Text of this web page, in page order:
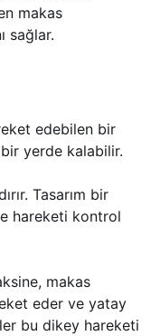
makas
sağlar.
edebilen bir
yerde kalabilir.
Tasarım bir
hareketi kontrol
makas
eder ve yatay
bu dikey hareketi